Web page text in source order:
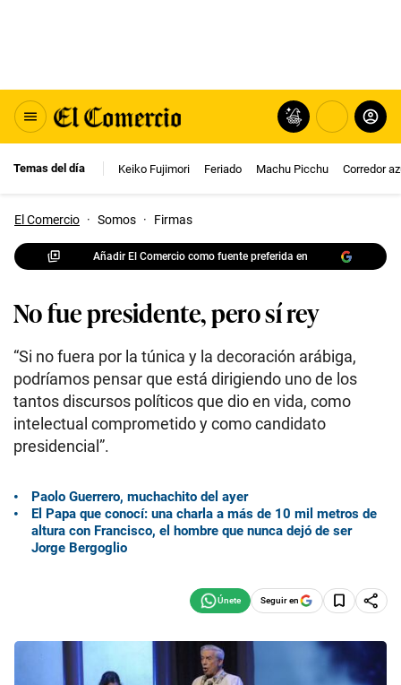
Temas del día Keiko Fujimori Feriado Machu Picchu Corredor
El Comercio · Somos · Firmas
Añadir El Comercio como fuente preferida en
No fue presidente, pero sí rey
“Si no fuera por la túnica y la decoración arábiga,
podríamos pensar que está dirigiendo uno de los
tantos discursos políticos que dio en vida, como
intelectual comprometido y como candidato
presidencial”.
Paolo Guerrero, muchachito del ayer
El Papa que conocí: una charla a más de 10 mil metros de
altura con Francisco, el hombre que nunca dejó de ser
Jorge Bergoglio
Seguir en